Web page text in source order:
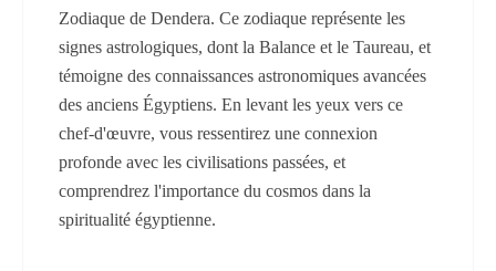
Zodiaque de Dendera. Ce zodiaque représente les
signes astrologiques, dont la Balance et le Taureau, et
témoigne des connaissances astronomiques avancées
des anciens Égyptiens. En levant les yeux vers ce
chef-d'œuvre, vous ressentirez une connexion
profonde avec les civilisations passées, et
comprendrez l'importance du cosmos dans la
spiritualité égyptienne.